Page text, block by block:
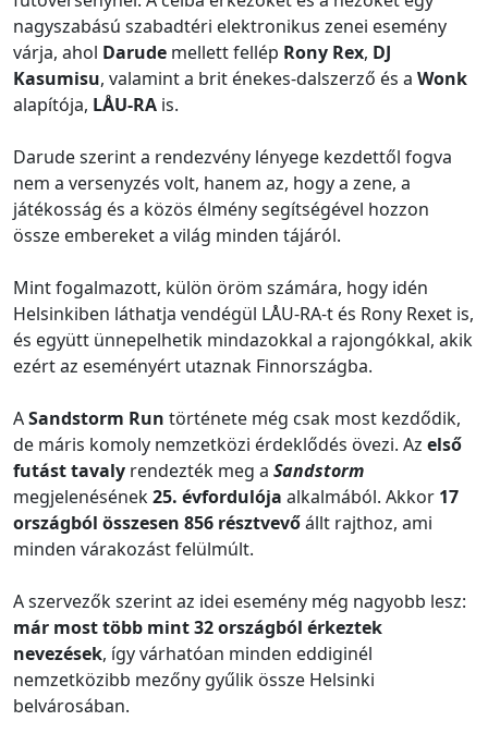
nagyszabású szabadtéri elektronikus zenei esemény
várja, ahol Darude mellett fellép Rony Rex, DJ
Kasumisu, valamint a brit énekes-dalszerző és a Wonk
alapítója, LÅU-RA is.
Darude szerint a rendezvény lényege kezdettől fogva
nem a versenyzés volt, hanem az, hogy a zene, a
játékosság és a közös élmény segítségével hozzon
össze embereket a világ minden tájáról.
Mint fogalmazott, külön öröm számára, hogy idén
Helsinkiben láthatja vendégül LÅU-RA-t és Rony Rexet is,
és együtt ünnepelhetik mindazokkal a rajongókkal, akik
ezért az eseményért utaznak Finnországba.
ASandstorm Run története még csak most kezdődik,
de máris komoly nemzetközi érdeklődés övezi. Az első
futást tavaly rendezték meg a Sandstorm
megjelenésének25. évfordulója alkalmából. Akkor 17
országból összesen 856 résztvevőállt rajthoz, ami
minden várakozást felülmúlt.
A szervezők szerint az idei esemény még nagyobb lesz:
már most több mint 32 országból érkeztek
nevezések, így várhatóan minden eddiginél
nemzetközibb mezőny gyűlik össze Helsinki
belvárosában.